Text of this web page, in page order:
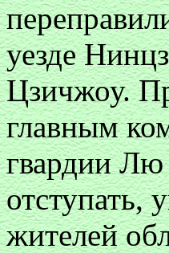
уезде
Цзичжоу.
главным
гвардии
отступать,
жителей